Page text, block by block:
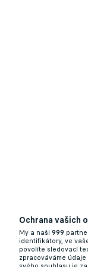
Nový
Ochrana vašich
My a naši 999
identifikátory, ve
povolíte sledovací
zpracováváme